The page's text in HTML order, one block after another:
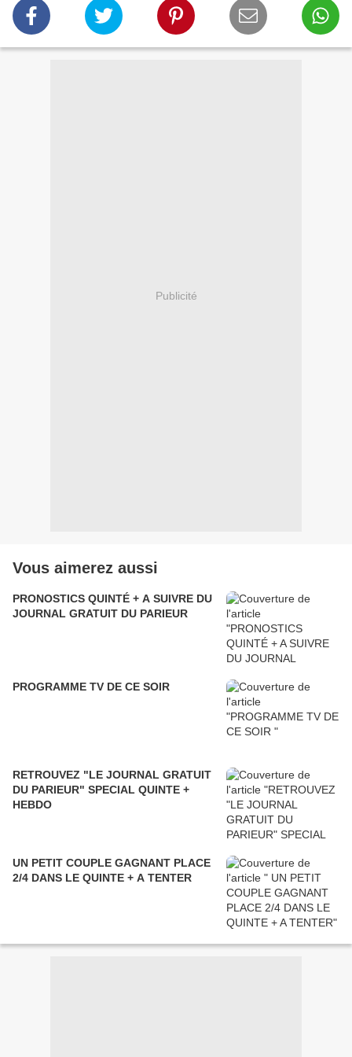
Publicité
Vous aimerez aussi
PRONOSTICS QUINTÉ + A SUIVRE DU
JOURNAL GRATUIT DU PARIEUR
PROGRAMME TV DE CE SOIR
RETROUVEZ "LE JOURNAL GRATUIT
DU PARIEUR" SPECIAL QUINTE +
HEBDO
UN PETIT COUPLE GAGNANT PLACE
2/4 DANS LE QUINTE + A TENTER